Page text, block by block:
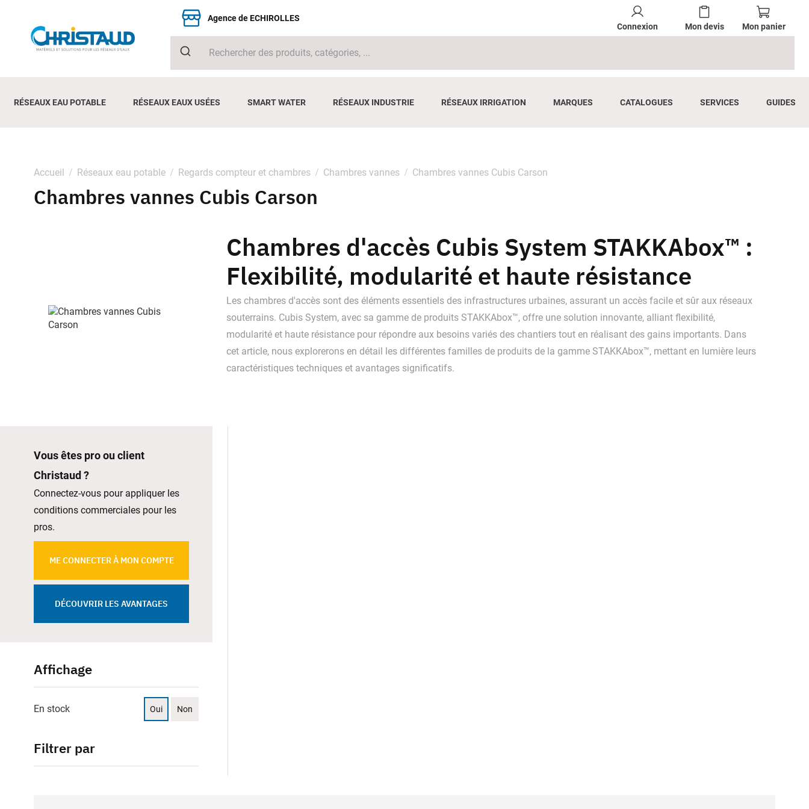
Agence de ECHIROLLES
Connexion Mon devis Mon panier
RÉSEAUX EAU POTABLE RÉSEAUX EAUX USÉES SMART WATER RÉSEAUX INDUSTRIE RÉSEAUX IRRIGATION MARQUES CATALOGUES SERVICES GUIDES
Accueil Réseaux eau potable Regards compteur et chambres Chambres vannes Chambres vannes Cubis Carson
Chambres vannes Cubis Carson
Chambres d'accès Cubis System STAKKAbox™ :
Flexibilité, modularité et haute résistance
Les chambres d'accès sont des éléments essentiels des infrastructures urbaines, assurant un accès facile et sûr aux réseaux
souterrains. Cubis System, avec sa gamme de produits STAKKAbox™, offre une solution innovante, alliant flexibilité,
modularité et haute résistance pour répondre aux besoins variés des chantiers tout en réalisant des gains importants. Dans
cet article, nous explorerons en détail les différentes familles de produits de la gamme STAKKAbox™, mettant en lumière leurs
caractéristiques techniques et avantages significatifs.
Vous êtes pro ou client
Christaud ?
Connectez-vous pour appliquer les
conditions commerciales pour les
pros.
ME CONNECTER À MON COMPTE
DÉCOUVRIR LES AVANTAGES
Affichage
En stock Oui Non
Filtrer par